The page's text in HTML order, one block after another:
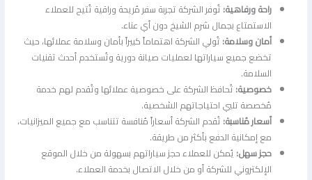
راحة ورفاهية:تُوفر الشركة تجربة سفر مُريحة وراقية تُتيح للعملاء
الاستمتاع بجمال شرم الشيخ دون أي عناء.
أمان وسلامة:تُولي الشركة اهتماماً كبيراً بأمان وسلامة عملائها، حيث
تخضع جميع سياراتها لعمليات صيانة دورية وتُستخدم أحدث تقنيات
السلامة.
خصوصية:تُحافظ الشركة على خصوصية عملائها وتُقدم لهم خدمة
مُخصصة تلبي احتياجاتهم الشخصية.
أسعار مُناسبة:تُقدم الشركة أسعاراً مُنافسة تتناسب مع جميع الميزانيات،
مع إمكانية الدفع بأكثر من طريقة.
حجز سهل:يُمكن للعملاء حجز سياراتهم بسهولة من خلال الموقع
الإلكتروني للشركة أو من خلال الاتصال بخدمة العملاء.